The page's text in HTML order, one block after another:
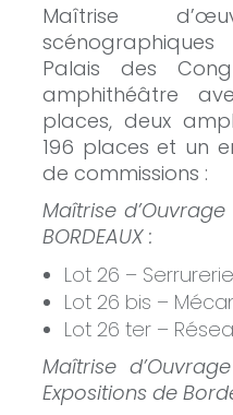
Maîtrise
Palais des
amphithéâtre
places, deux
196 places et un
de commissions :
Maîtrise
BORDEAUX :
Lot 26 –
Lot 26 bis –
Lot 26 ter –
Maîtrise
Expositions de